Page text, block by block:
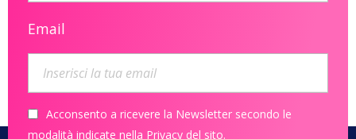
Email
Acconsento a ricevere la Newsletter secondo le
modalità indicate nella Privacy del sito.